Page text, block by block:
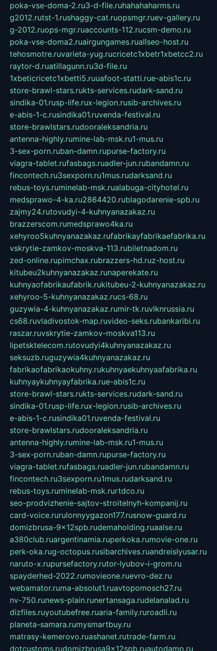
poka-vse-doma-2.ru3-d-file.ruhahahaharms.ru
g2012.rutst-1.rushaggy-cat.ruopsmgr.ruev-gallery.ru
g-2012.ruops-mgr.ruaccounts-112.rucsm-demo.ru
poka-vse-doma2.ruairgungames.ruallseo-host.ru
tehosmotre.ruvarieta-yug.rucricetc1xbetr1xbetcc2.ru
raytor-d.ruatillagunn.ru3d-file.ru
1xbeticricetc1xbetti5.ruuafoot-statti.rue-abis1c.ru
store-brawl-stars.rukts-services.rudark-sand.ru
sindika-01.rusp-life.rux-legion.rusib-archives.ru
e-abis-1-c.rusindika01.ruvenda-festival.ru
store-brawlstars.rudooraleksandria.ru
antenna-highly.rumine-lab-msk.ru1-mus.ru
3-sex-porn.ruban-damn.rupurse-factory.ru
viagra-tablet.rufasbags.ruadler-jun.rubandamn.ru
fincontech.ru3sexporn.ru1mus.rudarksand.ru
rebus-toys.ruminelab-msk.rualabuga-cityhotel.ru
medsprawo-4-ka.ru2864420.rublagodarenie-spb.ru
zajmy24.rutovudyi-4-kuhnyanazakaz.ru
brazzerscom.rumedsprawo4ka.ru
xehyroo5kuhnyanazakaz.rufabrikayfabrikaefabrika.ru
vskrytie-zamkov-moskva-113.rubiletnadom.ru
zed-online.rupimchax.rubrazzers-hd.ruz-host.ru
kitubeu2kuhnyanazakaz.runaperekate.ru
kuhnyaofabrikaufabrik.rukitubeu-2-kuhnyanazakaz.ru
xehyroo-5-kuhnyanazakaz.rucs-68.ru
guzywia-4-kuhnyanazakaz.rumir-tk.ruvlknrussia.ru
cs68.ruvladivostok-map.ruvideo-seks.rubankaribi.ru
raszar.ruvskrytie-zamkov-moskva113.ru
lipetsktelecom.rutovudyi4kuhnyanazakaz.ru
seksuzb.ruguzywia4kuhnyanazakaz.ru
fabrikaofabrikaokuhny.rukuhnyaekuhnyaafabrika.ru
kuhnyaykuhnyayfabrika.rue-abis1c.ru
store-brawl-stars.rukts-services.rudark-sand.ru
sindika-01.rusp-life.rux-legion.rusib-archives.ru
e-abis-1-c.rusindika01.ruvenda-festival.ru
store-brawlstars.rudooraleksandria.ru
antenna-highly.rumine-lab-msk.ru1-mus.ru
3-sex-porn.ruban-damn.rupurse-factory.ru
viagra-tablet.rufasbags.ruadler-jun.rubandamn.ru
fincontech.ru3sexporn.ru1mus.rudarksand.ru
rebus-toys.ruminelab-msk.rurtdco.ru
seo-prodvizhenie-sajtov-stroitelnyh-kompanij.ru
card-voice.rurulonnyygazon177.rusnow-guard.ru
domizbrusa-9x12spb.rudemaholding.ruaalse.ru
a380club.ruargentinamia.ruperkoka.rumovie-one.ru
perk-oka.rug-octopus.rusibarchives.ruandreislyusar.ru
naruto-x.rupursefactory.rutor-lyubov-i-grom.ru
spayderhed-2022.rumovieone.ruevro-dez.ru
webamator.ruma-absolut1.ruavtopomosch27.ru
nv-750.runews-plain.runertansaga.rudelanalad.ru
dizfiles.ruyoutubefree.ruaria-family.ruroadli.ru
planeta-samara.rumysmartbuy.ru
matrasy-kemerovo.ruashanet.rutrade-farm.ru
dotcustoms.rudomizbrusa9x12spb.ruautodamp.ru